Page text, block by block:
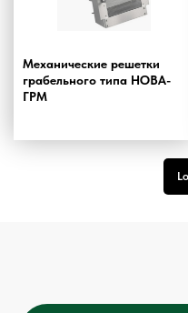
Механические решетки
грабельного типа НОВА-
ГРМ